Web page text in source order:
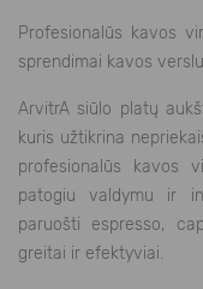
Profesionalūs kavos
sprendimai kavos
ArvitrA siūlo platų
kuris užtikrina
profesionalūs kavos
patogiu valdymu ir
paruošti espresso,
greitai ir efektyviai.